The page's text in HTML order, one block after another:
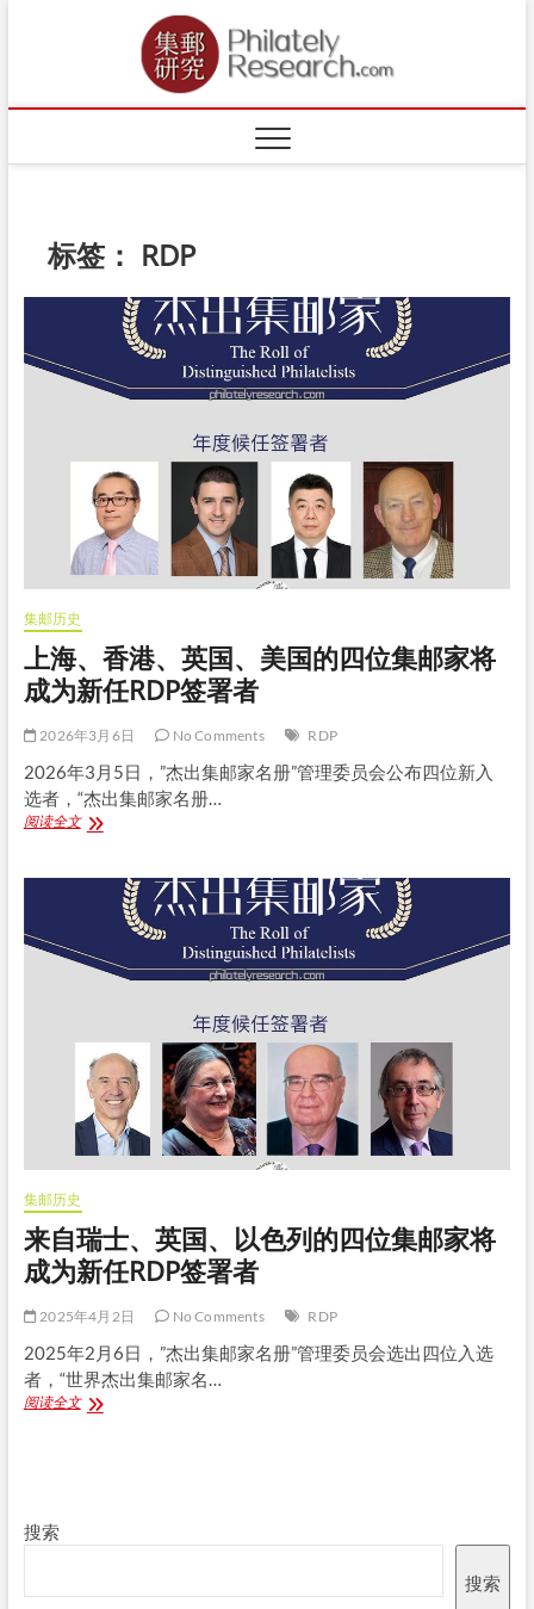
标签： RDP
集邮历史
上海、香港、英国、美国的四位集邮家将
成为新任RDP签署者
2026年3月6日 No Comments RDP
2026年3月5日，”杰出集邮家名册”管理委员会公布四位新入
选者，“杰出集邮家名册…
阅读全文上
港、
美
国
集
邮
家
将
成
任
RDP
签
署
集邮历史
来自瑞士、英国、以色列的四位集邮家将
成为新任RDP签署者
2025年4月2日 No Comments RDP
2025年2月6日，”杰出集邮家名册”管理委员会选出四位入选
者，“世界杰出集邮家名…
阅读全文来
色
的
搜索
搜索